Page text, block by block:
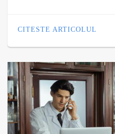
CITESTE ARTICOLUL